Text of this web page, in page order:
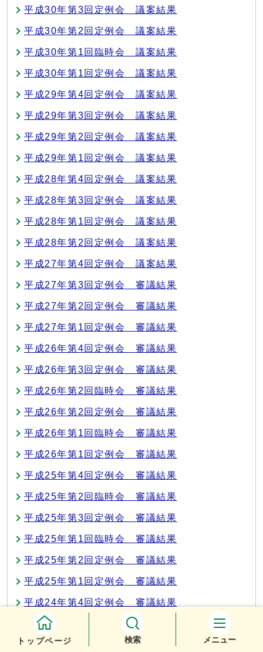
トップページ 検索 メニュー
平成30年第3回定例会 議案結果
平成30年第2回定例会 議案結果
平成30年第1回臨時会 議案結果
平成30年第1回定例会 議案結果
平成29年第4回定例会 議案結果
平成29年第3回定例会 議案結果
平成29年第2回定例会 議案結果
平成29年第1回定例会 議案結果
平成28年第4回定例会 議案結果
平成28年第3回定例会 議案結果
平成28年第1回定例会 議案結果
平成28年第2回定例会 議案結果
平成27年第4回定例会 議案結果
平成27年第3回定例会 審議結果
平成27年第2回定例会 審議結果
平成27年第1回定例会 審議結果
平成26年第4回定例会 審議結果
平成26年第3回定例会 審議結果
平成26年第2回臨時会 審議結果
平成26年第2回定例会 審議結果
平成26年第1回臨時会 審議結果
平成26年第1回定例会 審議結果
平成25年第4回定例会 審議結果
平成25年第2回臨時会 審議結果
平成25年第3回定例会 審議結果
平成25年第1回臨時会 審議結果
平成25年第2回定例会 審議結果
平成25年第1回定例会 審議結果
平成24年第4回定例会 審議結果
平成24年第3回定例会 審議結果
平成24年第2回定例会 審議結果